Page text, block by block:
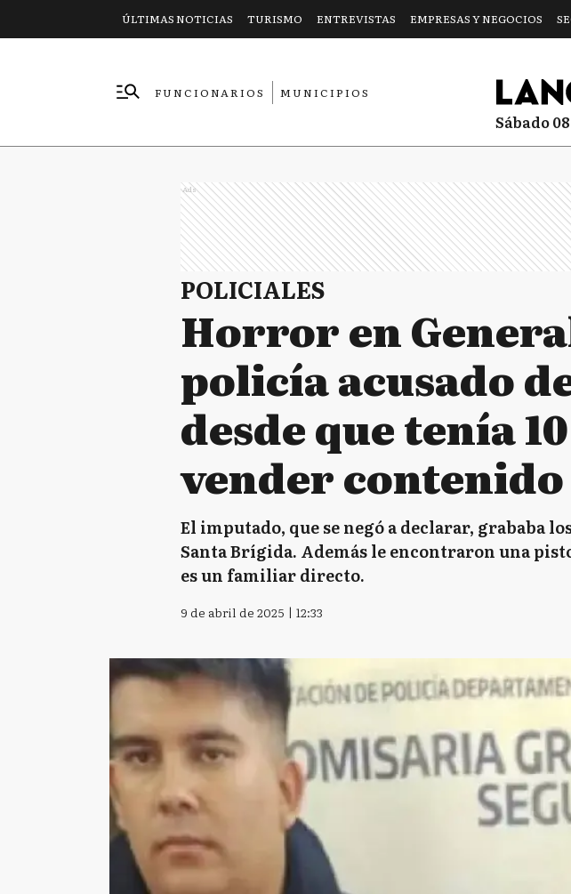
ÚLTIMAS NOTICIAS TURISMO ENTREVISTAS EMPRESAS Y NEGOCIOS
FUNCIONARIOS
MUNICIPIOS
sábado
Ads
POLICIALES
Horror en
policía acusado
desde que tenía
vender contenido
El imputado, que se negó a declarar, grababa
Santa Brígida. Además le encontraron una
es un familiar directo.
9 de abril de 2025 | 12:33